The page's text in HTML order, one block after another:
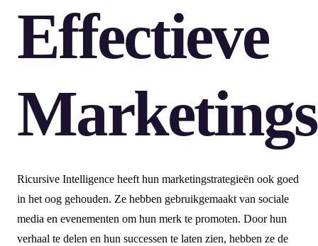
Effectieve
Ricursive Intelligence heeft hun marketingstrategieën ook goed
in het oog gehouden. Ze hebben gebruikgemaakt van sociale
media en evenementen om hun merk te promoten. Door hun
verhaal te delen en hun successen te laten zien, hebben ze de